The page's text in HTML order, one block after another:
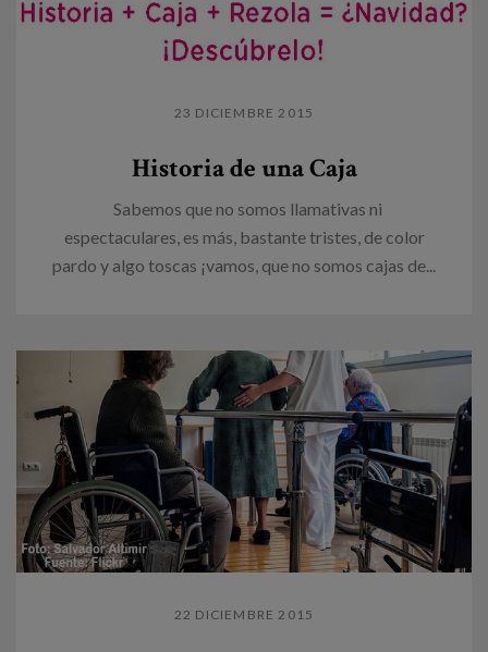
23 DICIEMBRE 2015
Historia de una Caja
Sabemos que no somos llamativas ni
espectaculares, es más, bastante tristes, de color
pardo y algo toscas ¡vamos, que no somos cajas de...
22 DICIEMBRE 2015